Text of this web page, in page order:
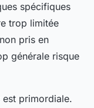
spécifiques
trop limitée
pris en
générale risque
est primordiale.